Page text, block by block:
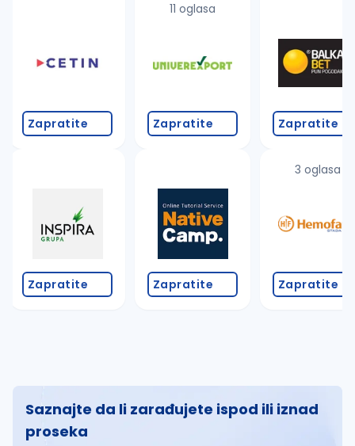
Zapratite
Zapratite
11 oglasa
Zapratite
Zapratite
Zapratite
3 oglasa
Zapratite
Saznajte da li zarađujete ispod ili iznad
proseka